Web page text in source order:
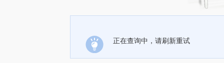
正在查询中，请刷新重试